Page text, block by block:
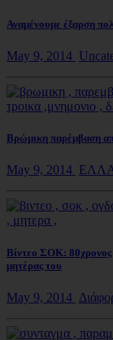
Αναμένουμε έξαρση
May 9, 2014
Βρώμικη παρέμβαση
May 9, 2014
Βίντεο ΣΟΚ: 80χρονος
μητέρας του
May 9, 2014